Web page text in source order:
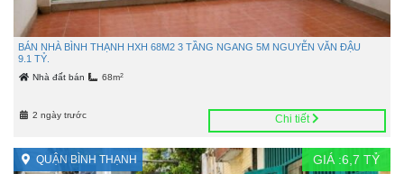
BÁN NHÀ BÌNH THẠNH HXH 68M2 3 TẦNG NGANG 5M NGUYỄN VĂN ĐẬU
9.1 TỶ.
Nhà đất bán 68m2
2 ngày trước Chi tiết
QUẬN BÌNH THẠNH GIÁ :6,7 TỶ